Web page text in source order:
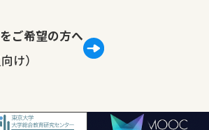
ご希望の方へ
け）